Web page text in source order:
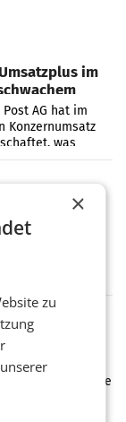
im
AG hat im
Konzernumsatz
was
gegenüber dem
Der
hat im
die
ARA und
über
hinweg rücken die
(ARA) und der
Initiative
×
zu